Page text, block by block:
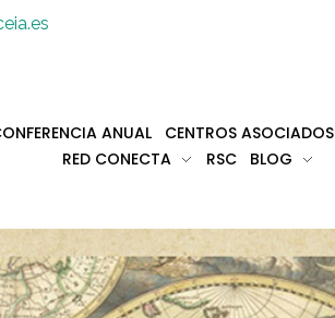
ANUAL CENTROS ASOCIADOS
RED CONECTA
RSC BLOG